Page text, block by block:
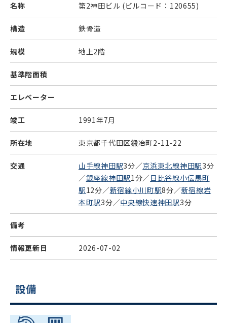
名称 第2神田ビル (ビルコード：120655)
構造 鉄骨造
規模 地上2階
基準階面積
エレベーター
竣工 1991年7月
所在地 東京都千代田区鍛冶町2-11-22
交通 山手線神田駅3分／京浜東北線神田駅3分
／銀座線神田駅1分／日比谷線小伝馬町
駅12分／新宿線小川町駅8分／新宿線岩
本町駅3分／中央線快速神田駅3分
備考
情報更新日 2026-07-02
設備